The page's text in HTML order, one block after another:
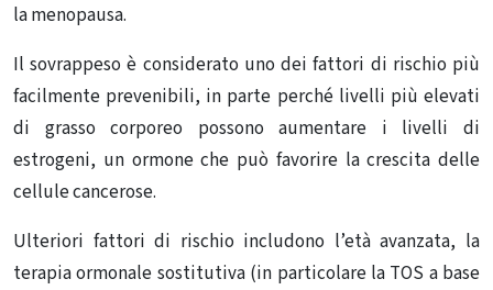
la menopausa.
Il sovrappeso è considerato uno deifattori di rischio più
facilmente prevenibili, in parte perché livelli più elevati
di grasso corporeo possono aumentare i livelli di
estrogeni, un ormone che può favorire la crescita delle
cellule cancerose.
Ulteriori fattori di rischio includono l’età avanzata, la
terapia ormonale sostitutiva(in particolare la TOS a base